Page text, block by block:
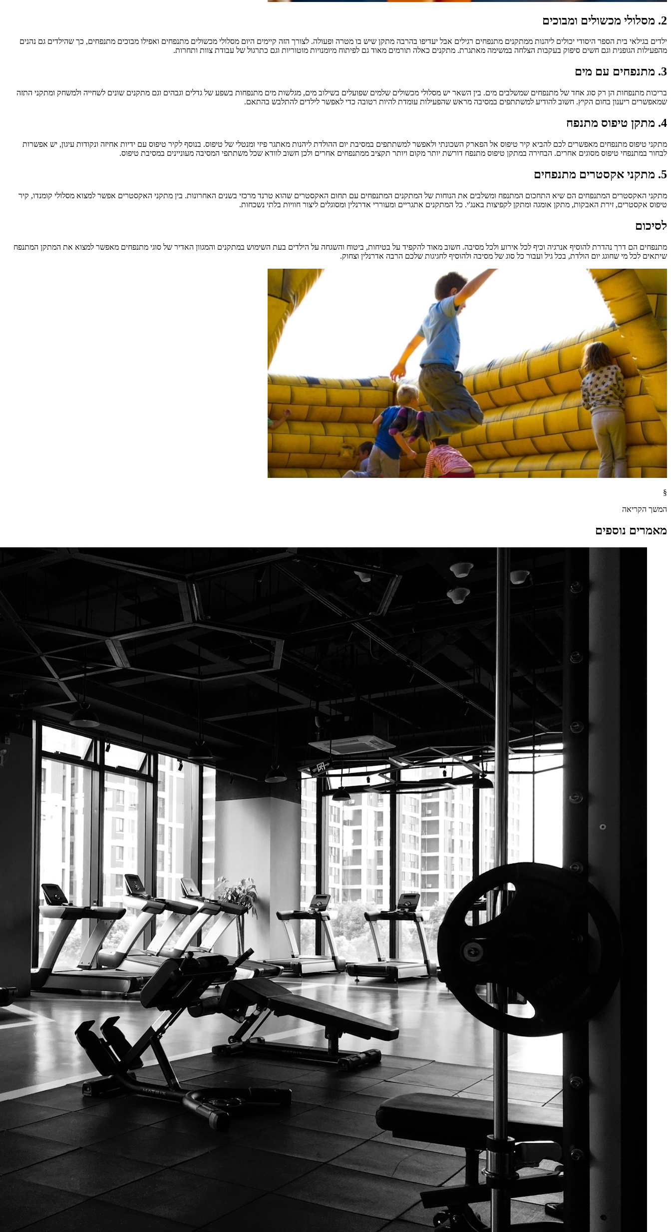
2. מסלולי מכשולים ומבוכים
ילדים בגילאי בית הספר היסודי יכולים ליהנות ממתקנים מתנפחים רגילים אבל יעדיפו בהרבה מתקן שיש בו מטרה ופעולה. לצורך הזה קיימים היום מסלולי מכשולים מתנפחים ואפילו מבוכים מתנפחים, כך שהילדים גם נהנים
מהפעילות הגופנית וגם חשים סיפוק בעקבות הצלחה במשימה מאתגרת. מתקנים כאלה תורמים מאוד גם לפיתוח מיומנויות מוטוריות וגם כתרגול של עבודת צוות ותחרות.
3. מתנפחים עם מים
בריכות מתנפחות הן רק סוג אחד של מתנפחים שמשלבים מים. בין השאר יש מסלולי מכשולים שלמים שפועלים בשילוב מים, מגלשות מים מתנפחות בשפע של גדלים וגבהים וגם מתקנים שונים לשחייה ולמשחק ומתקני התזה
שמאפשרים ריענון בחום הקיץ. חשוב להודיע למשתתפים במסיבה מראש שהפעילות עומדת להיות רטובה כדי לאפשר לילדים להתלבש בהתאם.
4. מתקן טיפוס מתנפח
מתקני טיפוס מתנפחים מאפשרים לכם להביא קיר טיפוס אל הפארק השכונתי ולאפשר למשתתפים במסיבת יום ההולדת ליהנות מאתגר פיזי ומנטלי של טיפוס. בנוסף לקיר טיפוס עם ידיות אחיזה ונקודות עיגון, יש אפשרות
לבחור במתנפחי טיפוס מסוגים אחרים. הבחירה במתקן טיפוס מתנפח דורשת יותר מקום ויותר תקציב ממתנפחים אחרים ולכן חשוב לוודא שכל משתתפי המסיבה מעוניינים במסיבת טיפוס.
5. מתקני אקסטרים מתנפחים
מתקני האקסטרים המתנפחים הם שיא התחכום המתנפח ומשלבים את הנוחות של המתקנים המתנפחים עם תחום האקסטרים שהוא טרנד מרכזי בשנים האחרונות. בין מתקני האקסטרים אפשר למצוא מסלולי קומנדו, קיר
טיפוס אקסטרים, זירת האבקות, מתקן אומגה ומתקן לקפיצות באנג'י. כל המתקנים אתגריים ומעוררי אדרנלין ומסוגלים ליצור חוויות בלתי נשכחות.
לסיכום
מתנפחים הם דרך נהדרת להוסיף אנרגיה וכיף לכל אירוע ולכל מסיבה. חשוב מאוד להקפיד על בטיחות, ביטוח והשגחה על הילדים בעת השימוש במתקנים והמגוון האדיר של סוגי מתנפחים מאפשר למצוא את המתקן המתנפח
שיתאים לכל מי שחוגג יום הולדת, בכל גיל ועבור כל סוג של מסיבה ולהוסיף לחגיגות שלכם הרבה אדרנלין וצחוק.
§
המשך הקריאה
מאמרים נוספים